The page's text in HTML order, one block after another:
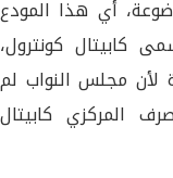
أي هذا المودع
الأمر يسمى كابيتال كونترول،
لأن مجلس النواب لم
المركزي كابيتال